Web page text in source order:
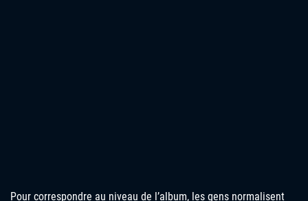
Pour correspondre au niveau de l’album, les gens normalisent